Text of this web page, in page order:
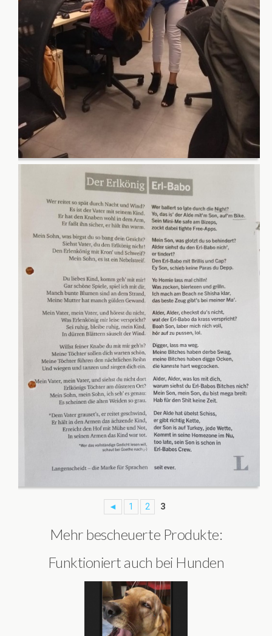
◄ 1 2 3
Mehr bescheuerte Produkte:
Funktioniert auch bei Hunden